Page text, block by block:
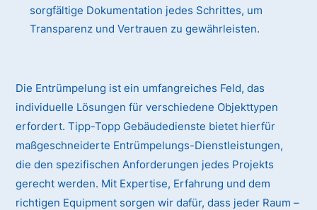
sorgfältige Dokumentation jedes Schrittes, um
Transparenz und Vertrauen zu gewährleisten.
Die Entrümpelung ist ein umfangreiches Feld, das
individuelle Lösungen für verschiedene Objekttypen
erfordert. Tipp-Topp Gebäudedienste bietet hierfür
maßgeschneiderte Entrümpelungs-Dienstleistungen,
die den spezifischen Anforderungen jedes Projekts
gerecht werden. Mit Expertise, Erfahrung und dem
richtigen Equipment sorgen wir dafür, dass jeder Raum –